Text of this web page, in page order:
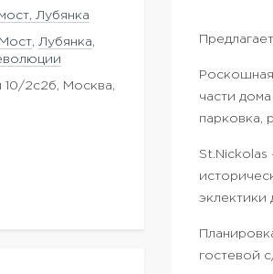
Лубянка
Лубянка
10/2с2б, Москва,
части
парковка,
St.Nickolas
эклектики
гостевой